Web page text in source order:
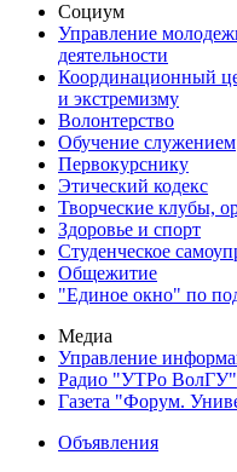
Социум
Управление
деятельности
Координационный
и экстремизму
Волонтерство
Обучение служением
Первокурснику
Этический кодекс
Творческие клубы,
Здоровье и спорт
Студенческое
Общежитие
"Единое окно" по
Медиа
Управление
Радио "УТРо ВолГУ"
Газета "Форум.
Объявления